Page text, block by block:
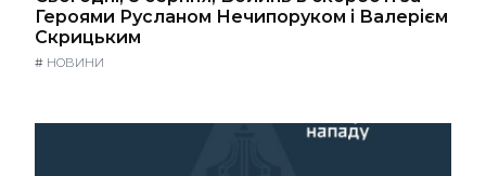
Героями Русланом Нечипоруком і Валерієм
Скрицьким
# НОВИНИ